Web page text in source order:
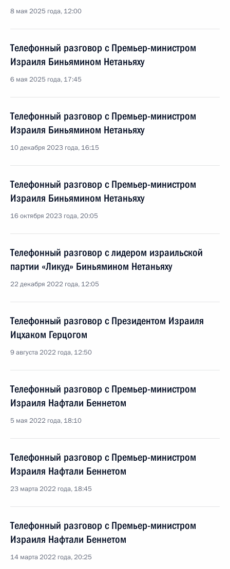
8 мая 2025 года, 12:00
Телефонный разговор с Премьер-министром
Израиля Биньямином Нетаньяху
6 мая 2025 года, 17:45
Телефонный разговор с Премьер-министром
Израиля Биньямином Нетаньяху
10 декабря 2023 года, 16:15
Телефонный разговор с Премьер-министром
Израиля Биньямином Нетаньяху
16 октября 2023 года, 20:05
Телефонный разговор с лидером израильской
партии «Ликуд» Биньямином Нетаньяху
22 декабря 2022 года, 12:05
Телефонный разговор с Президентом Израиля
Ицхаком Герцогом
9 августа 2022 года, 12:50
Телефонный разговор с Премьер-министром
Израиля Нафтали Беннетом
5 мая 2022 года, 18:10
Телефонный разговор с Премьер-министром
Израиля Нафтали Беннетом
23 марта 2022 года, 18:45
Телефонный разговор с Премьер-министром
Израиля Нафтали Беннетом
14 марта 2022 года, 20:25